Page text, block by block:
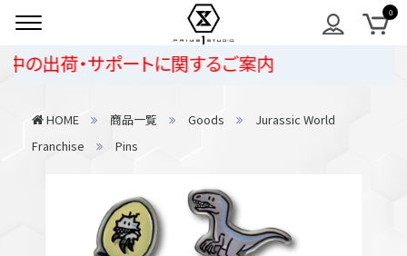
荷・サポートに関するご案内
HOME 商品一覧 Goods
Jurassic World
Franchise
Pins